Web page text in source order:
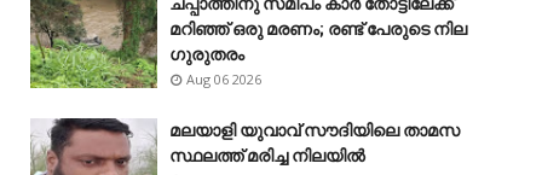
മറിഞ്ഞ് ഒരു മരണം; രണ്ട് പേരുടെ നില
ഗുരുതരം
Aug 06 2026
മലയാളി യുവാവ് സൗദിയിലെ താമസ
സ്ഥലത്ത് മരിച്ച നിലയിൽ